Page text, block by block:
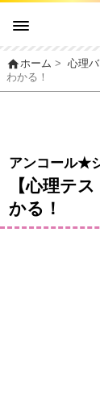
homeホーム > 心理
わかる！
アンコール★
【心理テ
かる！